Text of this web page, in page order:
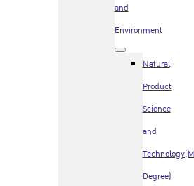
and
Environment
Natural
Product
Science
and
Degree)